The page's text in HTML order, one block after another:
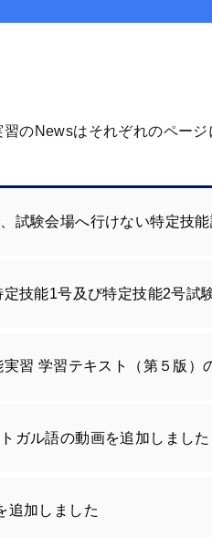
のNewsはそれぞれのページ
試験会場へ行けない特定技
技能1号及び特定技能2号試
習 学習テキスト（第５版）
ガル語の動画を追加しました
追加しました